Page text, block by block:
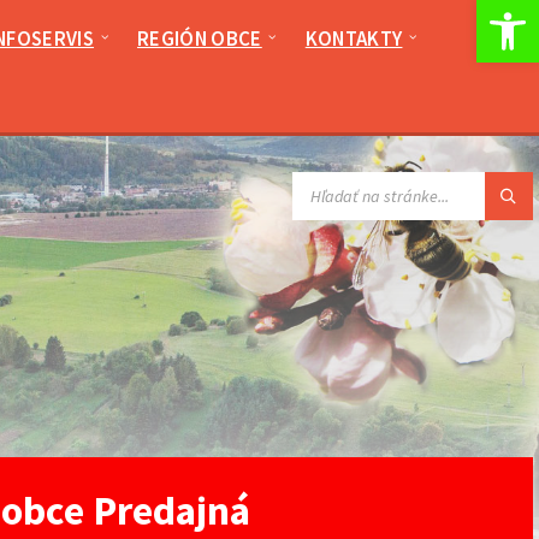
REGIÓN OBCE KONTAKTY
Predajná